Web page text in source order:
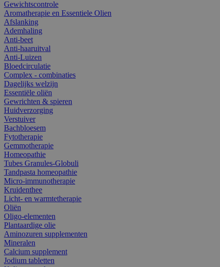
Gewichtscontrole
Aromatherapie en Essentiele Olien
Afslanking
Ademhaling
Anti-beet
Anti-haaruitval
Anti-Luizen
Bloedcirculatie
Complex - combinaties
Dagelijks welzijn
Essentiële oliën
Gewrichten & spieren
Huidverzorging
Verstuiver
Bachbloesem
Fytotherapie
Gemmotherapie
Homeopathie
Tubes Granules-Globuli
Tandpasta homeopathie
Micro-immunotherapie
Kruidenthee
Licht- en warmtetherapie
Oliën
Oligo-elementen
Plantaardige olie
Aminozuren supplementen
Mineralen
Calcium supplement
Jodium tabletten